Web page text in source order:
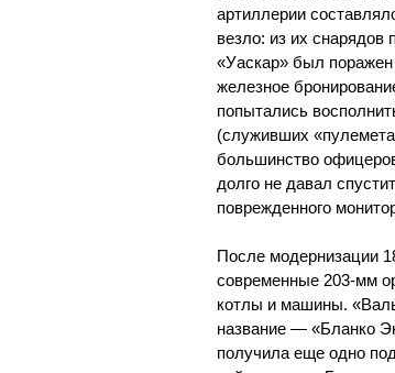
артиллерии
везло: из их снарядов
«Уаскар» был
железное
попытались
(служивших
большинство
долго не давал
поврежденного
После модернизации
современные 203-мм
котлы и машины.
название — «Бланко
получила еще одно